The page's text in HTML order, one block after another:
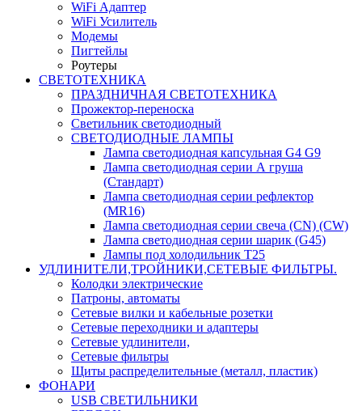
WiFi Адаптер
WiFi Усилитель
Модемы
Пигтейлы
Роутеры
СВЕТОТЕХНИКА
ПРАЗДНИЧНАЯ СВЕТОТЕХНИКА
Прожектор-переноска
Светильник светодиодный
СВЕТОДИОДНЫЕ ЛАМПЫ
Лампа светодиодная капсульная G4 G9
Лампа светодиодная серии А груша
(Стандарт)
Лампа светодиодная серии рефлектор
(MR16)
Лампа светодиодная серии свеча (CN) (CW)
Лампа светодиодная серии шарик (G45)
Лампы под холодильник T25
УДЛИНИТЕЛИ,ТРОЙНИКИ,СЕТЕВЫЕ ФИЛЬТРЫ.
Колодки электрические
Патроны, автоматы
Сетевые вилки и кабельные розетки
Сетевые переходники и адаптеры
Сетевые удлинители,
Сетевые фильтры
Щиты распределительные (металл, пластик)
ФОНАРИ
USB СВЕТИЛЬНИКИ